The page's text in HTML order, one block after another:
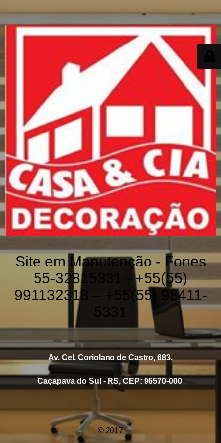
Site em Manutenção - Fones
55-32815331 - +55(55)
991132318 – +55(55) 98411-
Av. Cel. Coriolano de Castro, 683,
Caçapava do Sul - RS, CEP: 96570-000
© 2017